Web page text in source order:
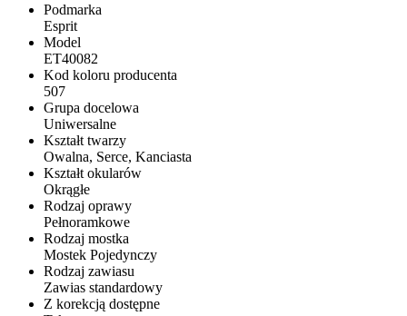
Podmarka
Esprit
Model
ET40082
Kod koloru producenta
507
Grupa docelowa
Uniwersalne
Kształt twarzy
Owalna, Serce, Kanciasta
Kształt okularów
Okrągłe
Rodzaj oprawy
Pełnoramkowe
Rodzaj mostka
Mostek Pojedynczy
Rodzaj zawiasu
Zawias standardowy
Z korekcją dostępne